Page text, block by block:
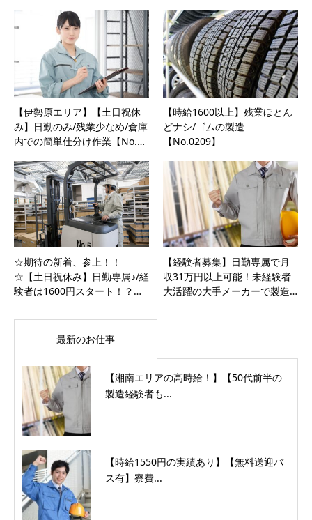
【伊勢原エリア】【土日祝休
み】日勤のみ/残業少なめ/倉庫
内での簡単仕分け作業【No.…
【時給1600以上】残業ほとん
どナシ/ゴムの製造
【No.0209】
☆期待の新着、参上！！
☆【土日祝休み】日勤専属♪/経
験者は1600円スタート！？…
【経験者募集】日勤専属で月
収31万円以上可能！未経験者
大活躍の大手メーカーで製造…
最新のお仕事
【湘南エリアの高時給！】【50代前半の
製造経験者も...
【時給1550円の実績あり】【無料送迎バ
ス有】寮費...